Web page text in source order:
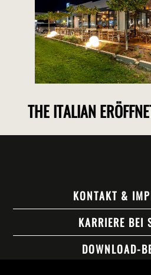
THE ITALIAN
KONTAKT &
KARRIERE BEI
DOWNLOAD-